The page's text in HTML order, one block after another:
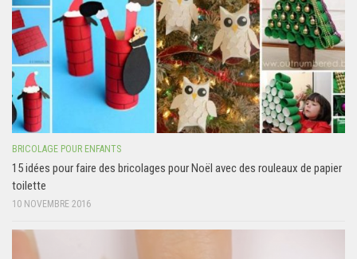
BRICOLAGE POUR ENFANTS
15 idées pour faire des bricolages pour Noël avec des rouleaux de papier
toilette
10 NOVEMBRE 2016